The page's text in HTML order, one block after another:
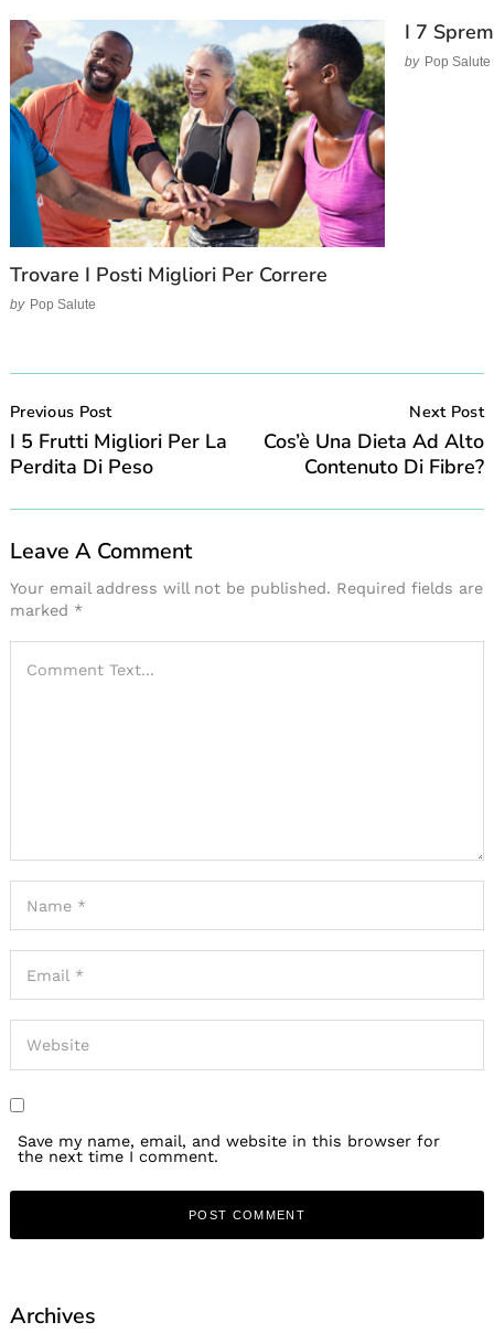
Trovare I Posti Migliori Per Correre
by Pop Salute
I 7
by Pop Salute
Navigation
Previous Post
I 5 Frutti Migliori Per La
Perdita Di Peso
Next Post
Cos’è Una Dieta Ad Alto
Contenuto Di Fibre?
Leave A Comment
Your email address will not be published. Required fields are
marked *
Save my name, email, and website in this browser for
the next time I comment.
Archives